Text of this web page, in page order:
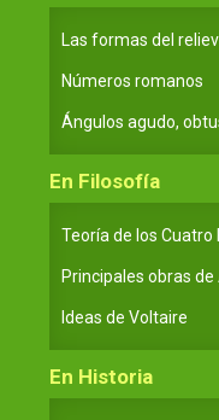
Las formas del
Números romanos
Ángulos agudo,
En Filosofía
Teoría de los Cuatro
Principales obras
Ideas de Voltaire
En Historia